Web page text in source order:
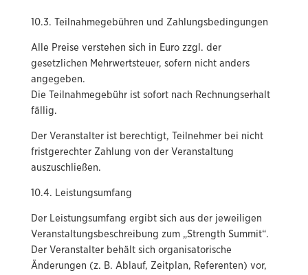
10.3. Teilnahmegebühren und Zahlungsbedingungen
Alle Preise verstehen sich in Euro zzgl. der
gesetzlichen Mehrwertsteuer, sofern nicht anders
angegeben.
Die Teilnahmegebühr ist sofort nach Rechnungserhalt
fällig.
Der Veranstalter ist berechtigt, Teilnehmer bei nicht
fristgerechter Zahlung von der Veranstaltung
auszuschließen.
10.4. Leistungsumfang
Der Leistungsumfang ergibt sich aus der jeweiligen
Veranstaltungsbeschreibung zum „Strength Summit“.
Der Veranstalter behält sich organisatorische
Änderungen (z. B. Ablauf, Zeitplan, Referenten) vor,